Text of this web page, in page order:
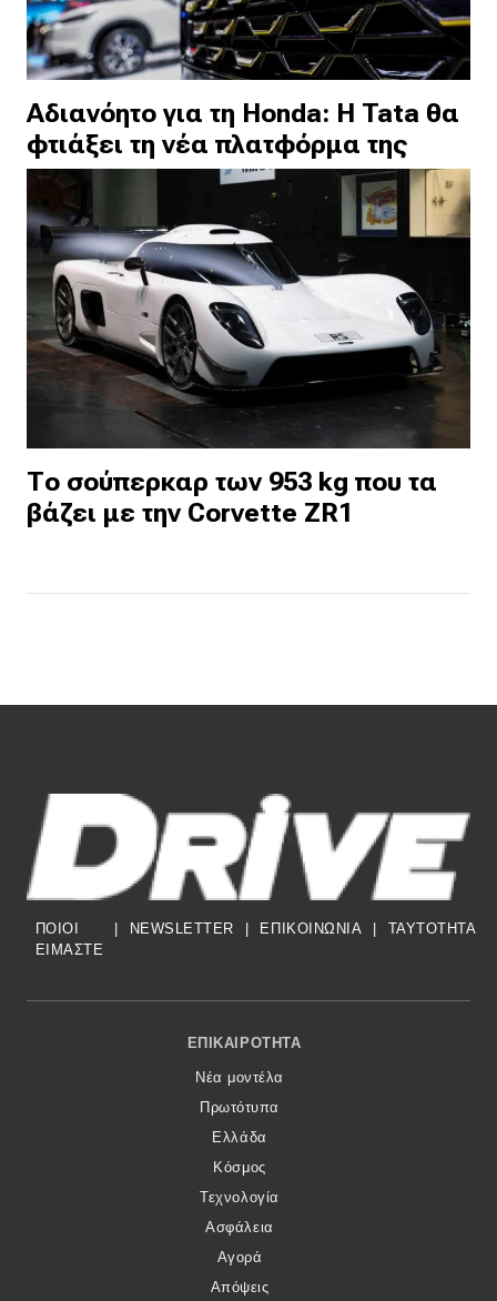
Αδιανόητο για τη Honda: Η Tata θα
φτιάξει τη νέα πλατφόρμα της
Το σούπερκαρ των 953 kg που τα
βάζει με την Corvette ZR1
ΠΟΙΟΙ
ΕΙΜΑΣΤΕ
| NEWSLETTER | ΕΠΙΚΟΙΝΩΝΙΑ | TAYTOTHTA
Footer Menu
ΕΠΙΚΑΙΡΌΤΗΤΑ
Νέα μοντέλα
Πρωτότυπα
Ελλάδα
Κόσμος
Τεχνολογία
Ασφάλεια
Αγορά
Απόψεις